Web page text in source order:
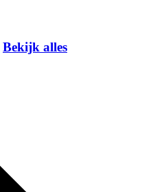
Bekijk alles